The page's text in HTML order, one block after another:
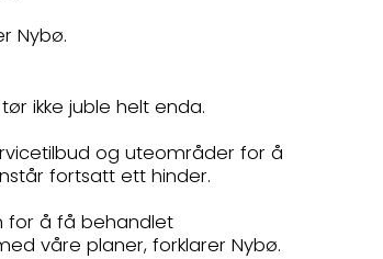
Nybø.
ikke juble helt enda.
og uteområder for å
fortsatt ett hinder.
for å få behandlet
våre planer, forklarer Nybø.